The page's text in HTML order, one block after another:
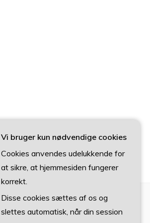
Vi bruger kun nødvendige cookies
Cookies anvendes udelukkende for
at sikre, at hjemmesiden fungerer
korrekt.
Disse cookies sættes af os og
slettes automatisk, når din session